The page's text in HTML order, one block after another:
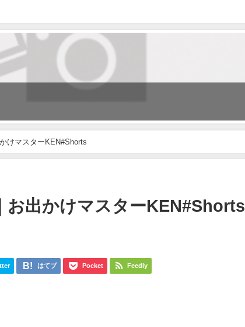
けマスターKEN#Shorts
お出かけマスターKEN#Shorts
はてブ Pocket Feedly